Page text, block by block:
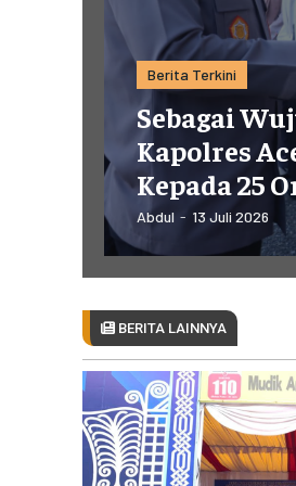
POLRES
LAYANAN MASYARAKAT
PENSAT
MAJALAH TBN
SATKER
IDWASDA
RO LOG
POLRES
LAYANAN MASYARAKAT
PENSAT
MAJALAH TBN
SATKER
IDWASDA
RO LOG
Berita Terkini
Sebagai
Kapolres
Kepada 25
Abdul - 13 Juli 2026
BERITA LAINNYA